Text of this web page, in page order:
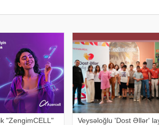
"ZengimCELL"
Veysəloğlu 'Dost Əllər'